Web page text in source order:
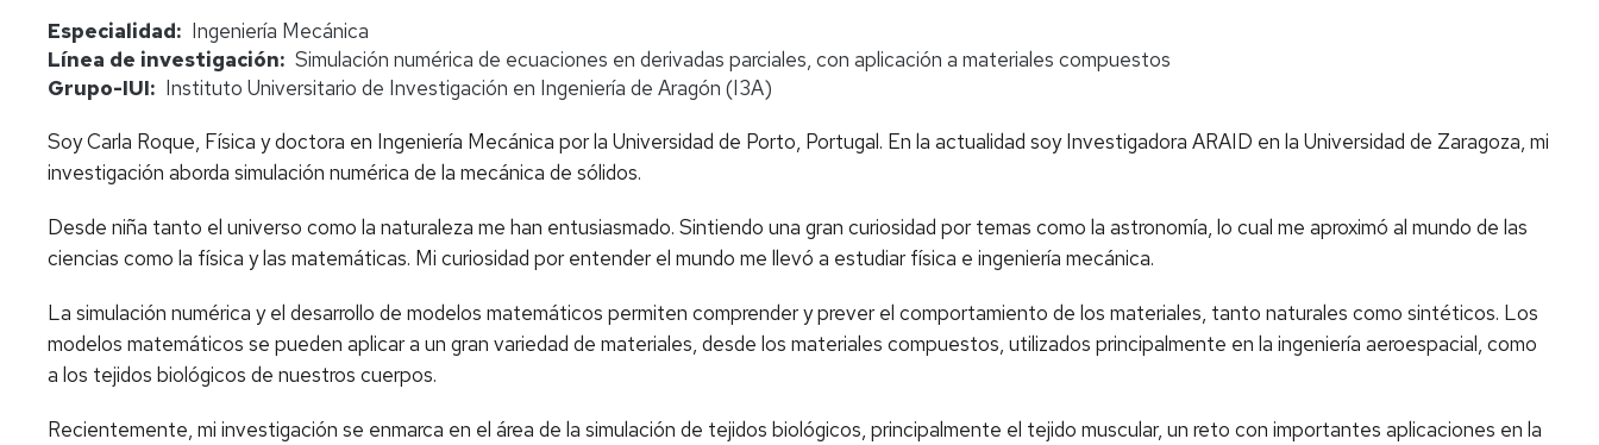
Especialidad
Ingeniería Mecánica
Línea de investigación
Simulación numérica de ecuaciones en derivadas parciales, con aplicación a materiales compuestos
Grupo-IUI
Instituto Universitario de Investigación en Ingeniería de Aragón (I3A)
Soy Carla Roque, Física y doctora en Ingeniería Mecánica por la Universidad de Porto, Portugal. En la actualidad soy Investigadora ARAID en la Universidad de Zaragoza, mi
investigación aborda simulación numérica de la mecánica de sólidos.
Desde niña tanto el universo como la naturaleza me han entusiasmado. Sintiendo una gran curiosidad por temas como la astronomía, lo cual me aproximó al mundo de las
ciencias como la física y las matemáticas. Mi curiosidad por entender el mundo me llevó a estudiar física e ingeniería mecánica.
La simulación numérica y el desarrollo de modelos matemáticos permiten comprender y prever el comportamiento de los materiales, tanto naturales como sintéticos. Los
modelos matemáticos se pueden aplicar a un gran variedad de materiales, desde los materiales compuestos, utilizados principalmente en la ingeniería aeroespacial, como
a los tejidos biológicos de nuestros cuerpos.
Recientemente, mi investigación se enmarca en el área de la simulación de tejidos biológicos, principalmente el tejido muscular, un reto con importantes aplicaciones en la